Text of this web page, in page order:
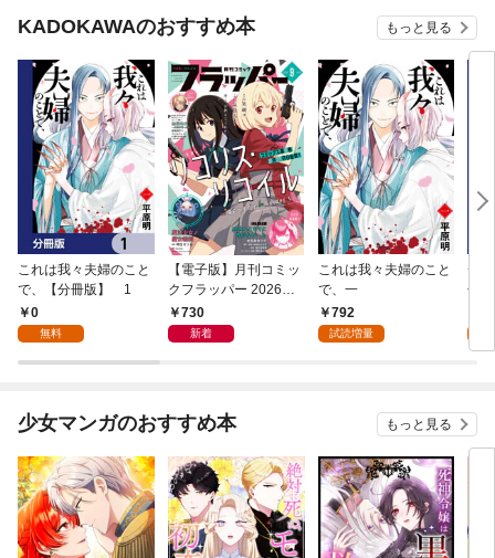
KADOKAWAのおすすめ本 もっと見る
これは我々夫婦のこと
で、【分冊版】 1
0
無料
【電子版】月刊コミッ
クフラッパー 2026年9
月号730
新着
これは我々夫婦のこと
で、一
792
試読増量
チ
冊
少女マンガのおすすめ本 もっと見る